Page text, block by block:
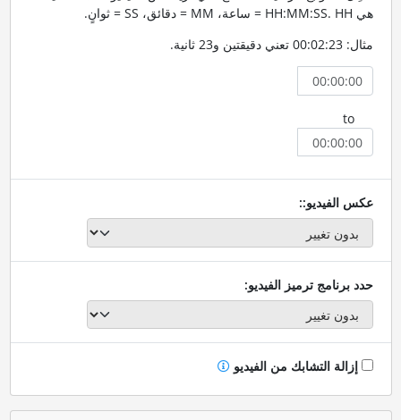
هي HH:MM:SS. HH = ساعة، MM = دقائق، SS = ثوانٍ.
مثال: 00:02:23 تعني دقيقتين و23 ثانية.
to
عكس الفيديو::
حدد برنامج ترميز الفيديو:
إزالة التشابك من الفيديو